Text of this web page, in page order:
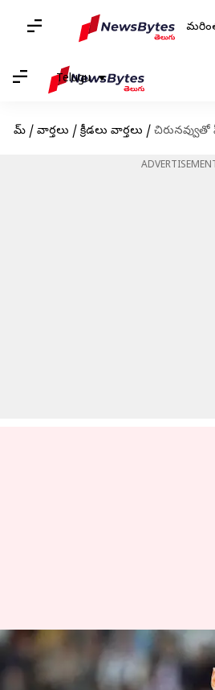
Telugu
హోమ్ / వార్తలు / క్రీడలు వార్తలు / చిరునవ్వుతో
ADVERTISEMENT
చిరునవ్వుతో పీఎస్జీకి
లియోనల్ మెస్సీ